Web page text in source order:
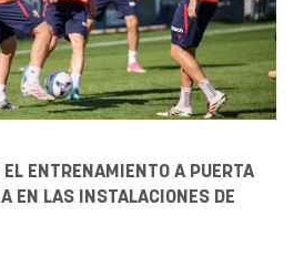
ENTRENAMIENTO A PUERTA
EN LAS INSTALACIONES DE